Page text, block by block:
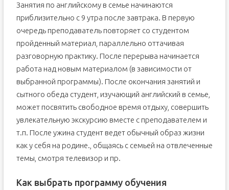
Занятия по английскому в семье начинаются
приблизительно с 9 утра после завтрака. В первую
очередь преподаватель повторяет со студентом
пройденный материал, параллельно оттачивая
разговорную практику. После перерыва начинается
работа над новым материалом (в зависимости от
выбранной программы). После окончания занятий и
сытного обеда студент, изучающий английский в семье,
может посвятить свободное время отдыху, совершить
увлекательную экскурсию вместе с преподавателем и
т.п. После ужина студент ведет обычный образ жизни
как у себя на родине., общаясь с семьей на отвлеченные
темы, смотря телевизор и пр.
Как выбрать программу обучения